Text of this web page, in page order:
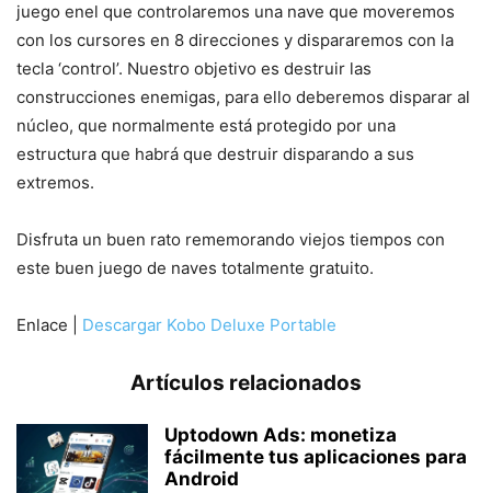
juego enel que controlaremos una nave que moveremos
con los cursores en 8 direcciones y dispararemos con la
tecla ‘control’. Nuestro objetivo es destruir las
construcciones enemigas, para ello deberemos disparar al
núcleo, que normalmente está protegido por una
estructura que habrá que destruir disparando a sus
extremos.
Disfruta un buen rato rememorando viejos tiempos con
este buen juego de naves totalmente gratuito.
Enlace | Descargar Kobo Deluxe Portable
Artículos relacionados
Uptodown Ads: monetiza
fácilmente tus aplicaciones para
Android